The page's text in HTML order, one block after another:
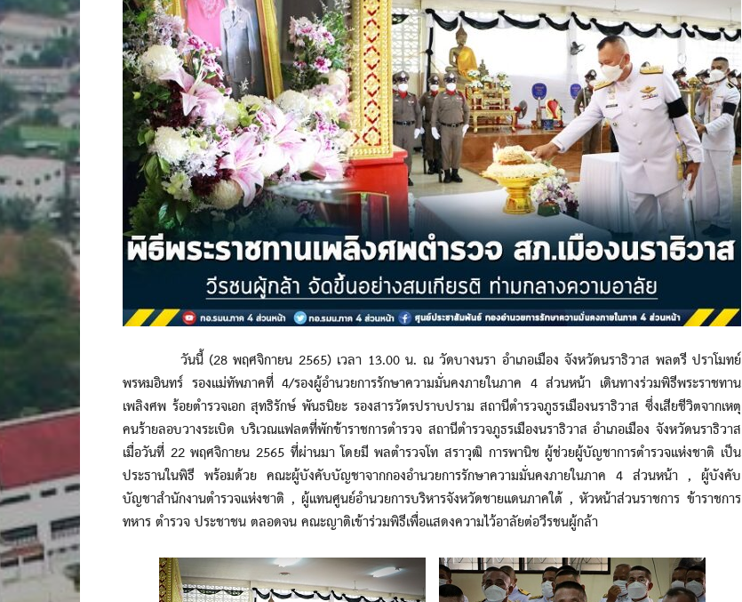
วันนี้ (28 พฤศจิกายน 2565) เวลา 13.00 น. ณ วัดบางนรา อำเภอเมือง จังหวัดนราธิวาส พลตรี ปราโมทย์
พรหมอินทร์ รองแม่ทัพภาคที่ 4/รองผู้อำนวยการรักษาความมั่นคงภายในภาค 4 ส่วนหน้า เดินทางร่วมพิธีพระราชทาน
เพลิงศพ ร้อยตำรวจเอก สุทธิรักษ์ พันธนิยะ รองสารวัตรปราบปราม สถานีตำรวจภูธรเมืองนราธิวาส ซึ่งเสียชีวิตจากเหตุ
คนร้ายลอบวางระเบิด บริเวณแฟลตที่พักข้าราชการตำรวจ สถานีตำรวจภูธรเมืองนราธิวาส อำเภอเมือง จังหวัดนราธิวาส
เมื่อวันที่ 22 พฤศจิกายน 2565 ที่ผ่านมา โดยมี พลตำรวจโท สราวุฒิ การพานิช ผู้ช่วยผู้บัญชาการตำรวจแห่งชาติ เป็น
ประธานในพิธี พร้อมด้วย คณะผู้บังคับบัญชาจากกองอำนวยการรักษาความมั่นคงภายในภาค 4 ส่วนหน้า , ผู้บังคับ
บัญชาสำนักงานตำรวจแห่งชาติ , ผู้แทนศูนย์อำนวยการบริหารจังหวัดชายแดนภาคใต้ , หัวหน้าส่วนราชการ ข้าราชการ
ทหาร ตำรวจ ประชาชน ตลอดจน คณะญาติเข้าร่วมพิธีเพื่อแสดงความไว้อาลัยต่อวีรชนผู้กล้า